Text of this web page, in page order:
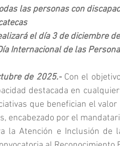
las personas con
el día 3 de diciembre
Internacional de las
de 2025.- Con el
destacada en
que benefician el
encabezado por el
la Atención e Inclusión de